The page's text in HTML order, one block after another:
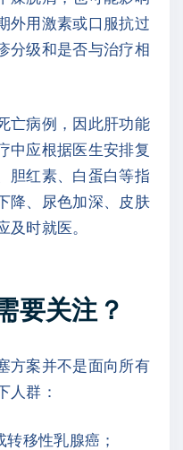
外用激素或口服抗过
分级和是否与治疗相
亡病例，因此肝功能
中应根据医生安排复
胆红素、白蛋白等指
降、尿色加深、皮肤
时就医。
要关注？
方案并不是面向所有
人群：
转移性乳腺癌；